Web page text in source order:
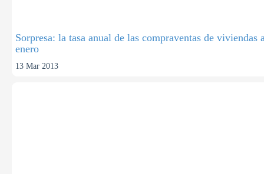
Sorpresa: la tasa anual de las compraventas de viviendas
enero
13 Mar 2013